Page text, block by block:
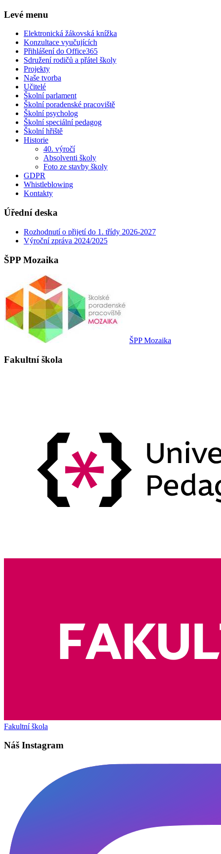
Levé menu
Elektronická žákovská knížka
Konzultace vyučujících
Přihlášení do Office365
Sdružení rodičů a přátel školy
Projekty
Naše tvorba
Učitelé
Školní parlament
Školní poradenské pracoviště
Školní psycholog
Školní speciální pedagog
Školní hřiště
Historie
40. výročí
Absolventi školy
Foto ze stavby školy
GDPR
Whistleblowing
Kontakty
Úřední deska
Rozhodnutí o přijetí do 1. třídy 2026-2027
Výroční zpráva 2024/2025
ŠPP Mozaika
ŠPP Mozaika
Fakultní škola
Fakultní škola
Náš Instagram